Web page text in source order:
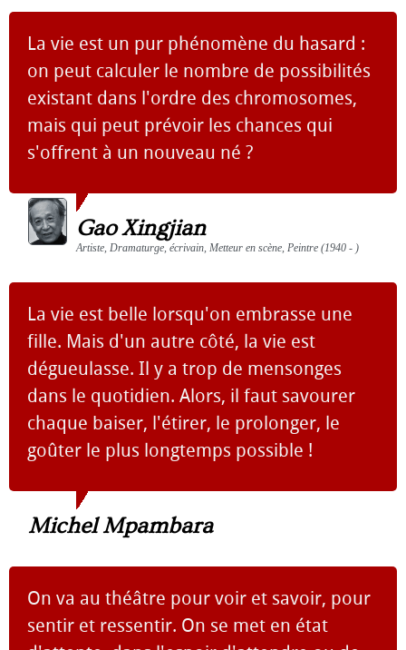
La vie est un pur phénomène du hasard :
on peut calculer le nombre de possibilités
existant dans l'ordre des chromosomes,
mais qui peut prévoir les chances qui
s'offrent à un nouveau né ?
Gao Xingjian
Artiste, Dramaturge, écrivain, Metteur en scène, Peintre (1940 - )
La vie est belle lorsqu'on embrasse une
fille. Mais d'un autre côté, la vie est
dégueulasse. Il y a trop de mensonges
dans le quotidien. Alors, il faut savourer
chaque baiser, l'étirer, le prolonger, le
goûter le plus longtemps possible !
Michel Mpambara
On va au théâtre pour voir et savoir, pour
sentir et ressentir. On se met en état